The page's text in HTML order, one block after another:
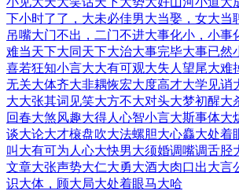
下小时了了，大未必佳男大当娶，女大当
吊嘴大门不出，二门不进大事化小，小事
难当天下大同 天下大治大事完毕大事已然
喜若狂知小言大大有可观大失人望尾大难
无关大体齐大非耦恢宏大度高才大学 见诮
大大张其词 见笑大方不大对头大梦初醒大
回春大煞风趣大得人心智小言大斯事体大
谈大论大才榱盘吹大法螺胆大心麤大处着
叫 大有可为 人心大快男大须婚调嘴调舌胫
文章大张声势大仁大勇大酒大肉口出大言
识大体，顾大局大处着眼马大哈